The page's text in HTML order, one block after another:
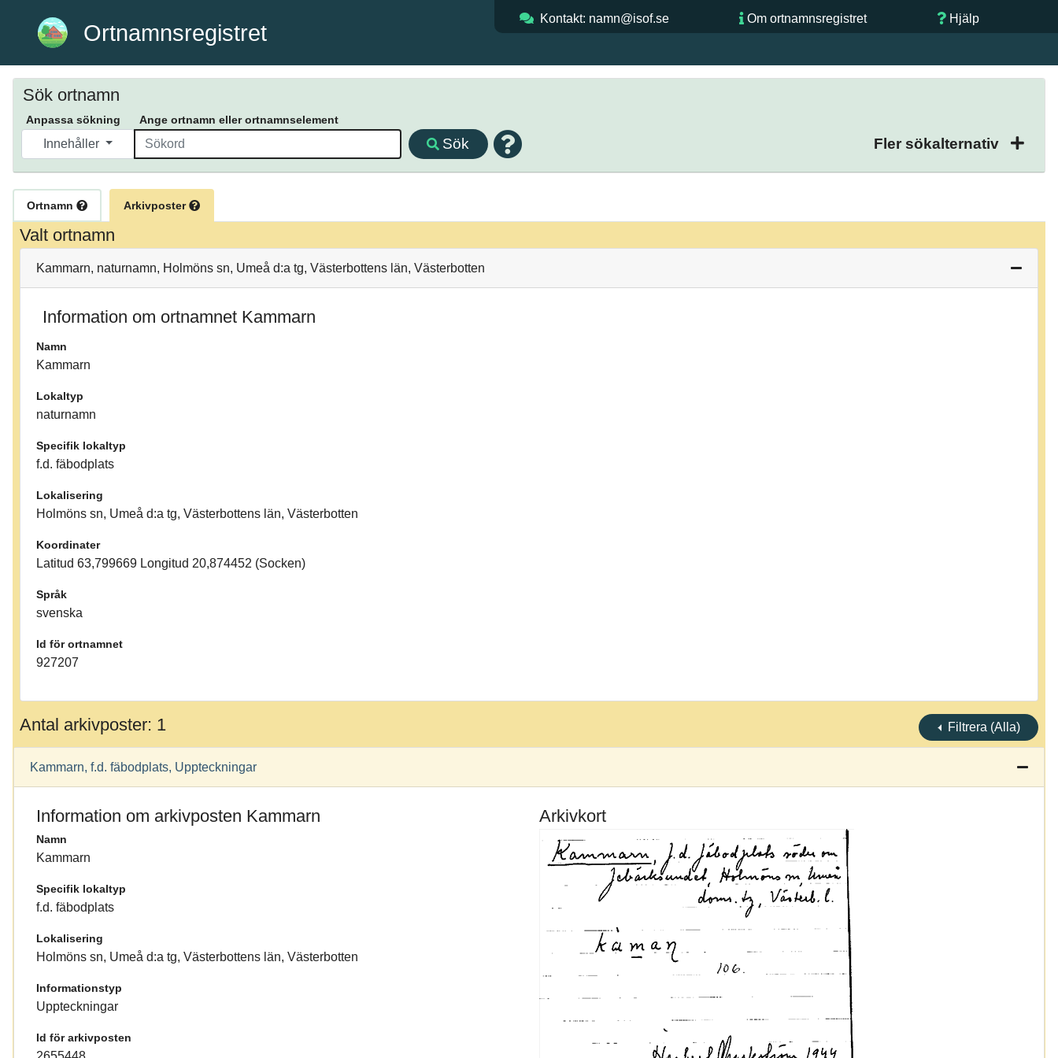
Ortnamnsregistret
Kontakt: namn@isof.se Om ortnamnsregistret Hjälp
Sök ortnamn
Anpassa sökning Ange ortnamn eller ortnamnselement
Innehåller Sök Fler sökalternativ
Ortnamn Arkivposter
Valt ortnamn
Kammarn, naturnamn, Holmöns sn, Umeå d:a tg, Västerbottens län, Västerbotten
Information om ortnamnet Kammarn
Namn
Kammarn
Lokaltyp
naturnamn
Specifik lokaltyp
f.d. fäbodplats
Lokalisering
Holmöns sn, Umeå d:a tg, Västerbottens län, Västerbotten
Koordinater
Latitud 63,799669 Longitud 20,874452 (Socken)
Språk
svenska
Id för ortnamnet
927207
Antal arkivposter: 1 Filtrera (Alla)
Kammarn, f.d. fäbodplats, Uppteckningar
Information om arkivposten Kammarn
Namn
Kammarn
Specifik lokaltyp
f.d. fäbodplats
Lokalisering
Holmöns sn, Umeå d:a tg, Västerbottens län, Västerbotten
Informationstyp
Uppteckningar
Id för arkivposten
Arkivkort